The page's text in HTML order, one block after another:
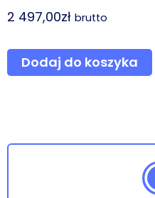
2 497,00zł brutto
ilość
UX/UI
Dodaj do koszyka